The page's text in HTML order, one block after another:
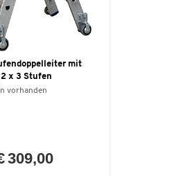
mit
2 x 3 Stufen
vorhanden
309,00